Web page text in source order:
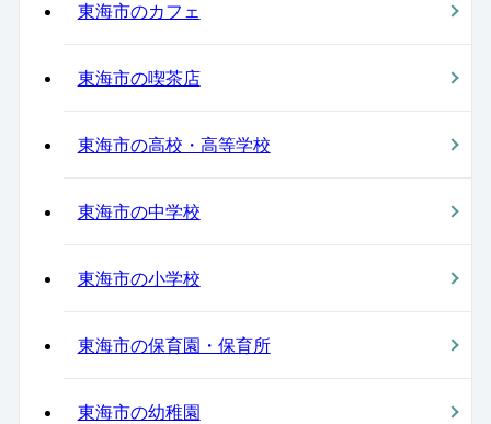
東海市のカフェ
東海市の喫茶店
東海市の高校・高等学校
東海市の中学校
東海市の小学校
東海市の保育園・保育所
東海市の幼稚園